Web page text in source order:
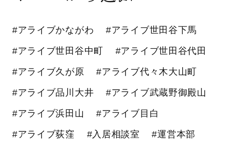
#アライブかながわ #アライブ世田谷下馬
#アライブ世田谷中町 #アライブ世田谷代田
#アライブ久が原 #アライブ代々木大山町
#アライブ品川大井 #アライブ武蔵野御殿山
#アライブ浜田山 #アライブ目白
#アライブ荻窪 #入居相談室 #運営本部